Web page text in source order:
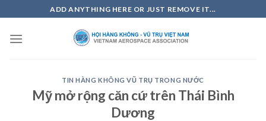
to
content
ADD ANYTHING HERE OR JUST REMOVE IT...
TIN HÀNG KHÔNG VŨ TRỤ TRONG NƯỚC
Mỹ mở rộng căn cứ trên Thái Bình
Dương